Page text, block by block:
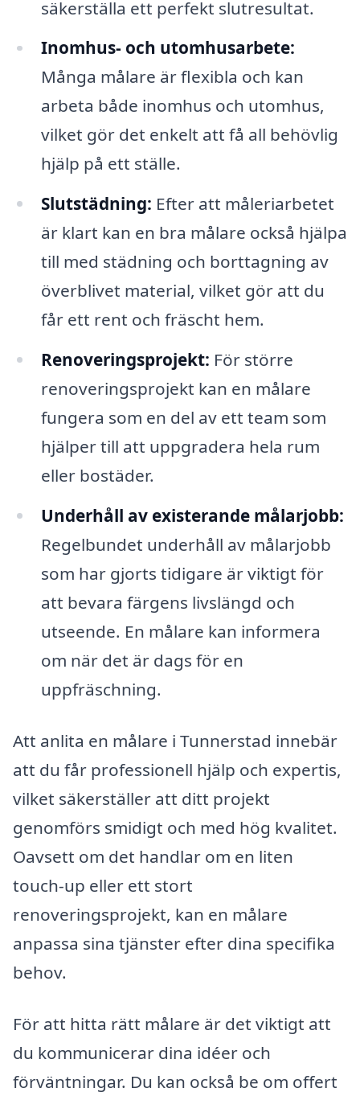
säkerställa ett perfekt slutresultat.
Inomhus- och utomhusarbete:
Många målare är flexibla och kan
arbeta både inomhus och utomhus,
vilket gör det enkelt att få all behövlig
hjälp på ett ställe.
Slutstädning: Efter att måleriarbetet
är klart kan en bra målare också hjälpa
till med städning och borttagning av
överblivet material, vilket gör att du
får ett rent och fräscht hem.
Renoveringsprojekt: För större
renoveringsprojekt kan en målare
fungera som en del av ett team som
hjälper till att uppgradera hela rum
eller bostäder.
Underhåll av existerande målarjobb:
Regelbundet underhåll av målarjobb
som har gjorts tidigare är viktigt för
att bevara färgens livslängd och
utseende. En målare kan informera
om när det är dags för en
uppfräschning.
Att anlita en målare i Tunnerstad innebär
att du får professionell hjälp och expertis,
vilket säkerställer att ditt projekt
genomförs smidigt och med hög kvalitet.
Oavsett om det handlar om en liten
touch-up eller ett stort
renoveringsprojekt, kan en målare
anpassa sina tjänster efter dina specifika
behov.
För att hitta rätt målare är det viktigt att
du kommunicerar dina idéer och
förväntningar. Du kan också be om offert